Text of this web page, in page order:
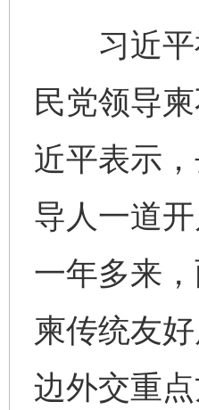
习近平祝
民党领导
近平表示
导人一道
一年多来
柬传统友
边外交重